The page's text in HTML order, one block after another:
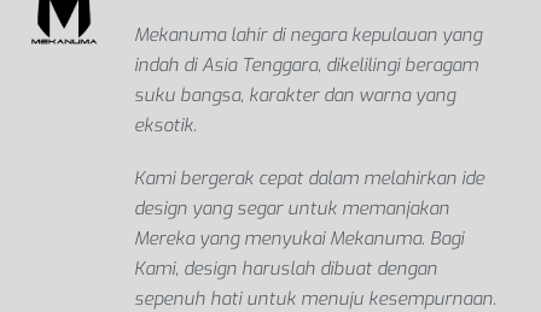
Mekanuma lahir di negara kepulauan yang
indah di Asia Tenggara, dikelilingi beragam
suku bangsa, karakter dan warna yang
eksotik.
Kami bergerak cepat dalam melahirkan ide
design yang segar untuk memanjakan
Mereka yang menyukai Mekanuma. Bagi
Kami, design haruslah dibuat dengan
sepenuh hati untuk menuju kesempurnaan.